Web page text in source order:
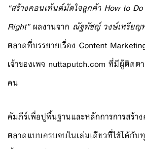
“สร้างคอนเท้นต์มัดใจลูกค้า How to
Right”ผลงานจาก ณัฐพัชญ์ วงษ์เหรียญ
ตลาดที่บรรยายเรื่อง Content
เจ้าของเพจ nuttaputch.com ที่มีผู้ติด
คน
คัมภีร์เพื่อปูพื้นฐานและหลักการการสร้า
ตลาดแบบครบจบในเล่มเดียวที่ใช้ได้กั